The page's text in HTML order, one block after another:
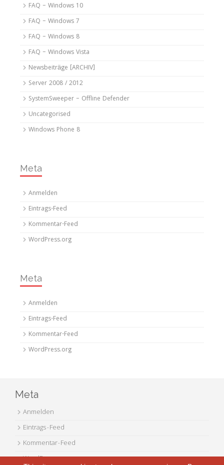
FAQ – Windows 10
FAQ – Windows 7
FAQ – Windows 8
FAQ – Windows Vista
Newsbeiträge [ARCHIV]
Server 2008 / 2012
SystemSweeper – Offline Defender
Uncategorised
Windows Phone 8
Meta
Anmelden
Eintrags-Feed
Kommentar-Feed
WordPress.org
Meta
Anmelden
Eintrags-Feed
Kommentar-Feed
WordPress.org
Meta
Anmelden
Eintrags-Feed
Kommentar-Feed
WordPress.org